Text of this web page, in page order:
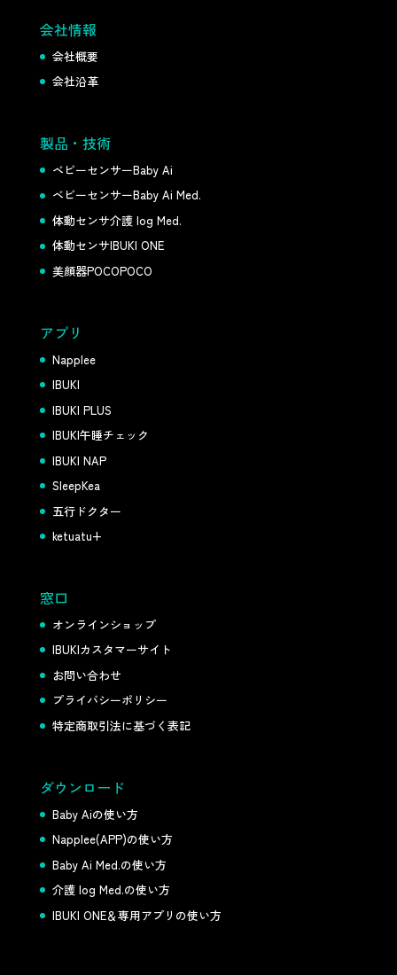
会社情報
会社概要
会社沿革
製品・技術
ベビーセンサーBaby Ai
ベビーセンサーBaby Ai Med.
体動センサ介護 log Med.
体動センサIBUKI ONE
美顔器POCOPOCO
アプリ
Napplee
IBUKI
IBUKI PLUS
IBUKI午睡チェック
IBUKI NAP
SleepKea
五行ドクター
ketuatu+
窓口
オンラインショップ
IBUKIカスタマーサイト
お問い合わせ
プライバシーポリシー
特定商取引法に基づく表記
ダウンロード
Baby Aiの使い方
Napplee(APP)の使い方
Baby Ai Med.の使い方
介護 log Med.の使い方
IBUKI ONE＆専用アプリの使い方